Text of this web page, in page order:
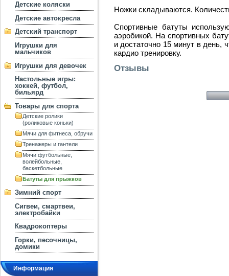
Детские коляски
Детские автокресла
Детский транспорт
Игрушки для
мальчиков
Игрушки для девочек
Настольные игры:
хоккей, футбол,
бильярд
Товары для спорта
Детские ролики
(роликовые коньки)
Мячи для фитнеса, обручи
Тренажеры и гантели
Мячи футбольные,
волейбольные,
баскетбольные
Батуты для прыжков
Зимний спорт
Сигвеи, смартвеи,
электробайки
Квадрокоптеры
Горки, песочницы,
домики
Информация
Ножки складываются.
Спортивные батуты
аэробикой. На спортивных
и достаточно 15 минут в
кардио тренировку.
Отзывы